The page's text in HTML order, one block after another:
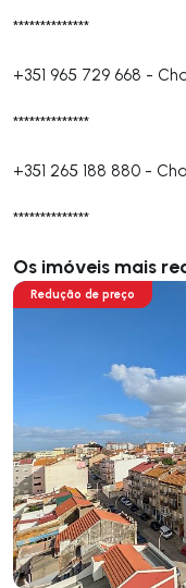
**************
+351 965 729 668 -
**************
+351 265 188 880 -
**************
Os imóveis mais
Redução de preço